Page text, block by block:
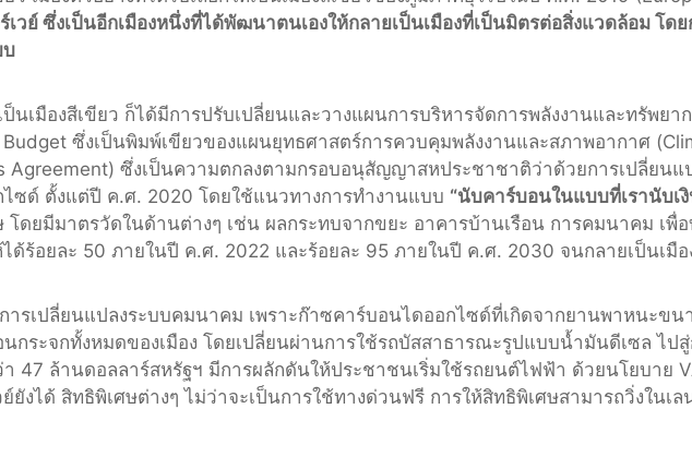
เวย์ ซึ่งเป็นอีกเมืองหนึ่งที่ได้พัฒนาตนเองให้กลายเป็นเมืองที่เป็นมิตรต่อสิ่งแวดล้อม โ
บ
ป็นเมืองสีเขียว ก็ได้มีการปรับเปลี่ยนและวางแผนการบริหารจัดการพลังงานและทรัพย
ซึ่งเป็นพิมพ์เขียวของแผนยุทธศาสตร์การควบคุมพลังงานและสภาพอากาศ
Agreement) ซึ่งเป็นความตกลงตามกรอบอนุสัญญาสหประชาชาติว่าด้วยการเปลี่ยน
ซด์ ตั้งแต่ปี ค.ศ. 2020 โดยใช้แนวทางการทำงานแบบ “นับคาร์บอนในแบบที่เรานับเงิ
โดยมีมาตรวัดในด้านต่างๆ เช่น ผลกระทบจากขยะ อาคารบ้านเรือน การคมนาคม เพื่
ด้ร้อยละ 50 ภายในปี ค.ศ. 2022 และร้อยละ 95 ภายในปี ค.ศ. 2030 จนกลายเป็นเ
ารเปลี่ยนแปลงระบบคมนาคม เพราะก๊าซคาร์บอนไดออกไซด์ที่เกิดจากยานพาหนะข
นกระจกทั้งหมดของเมือง โดยเปลี่ยนผ่านการใช้รถบัสสาธารณะรูปแบบน้ำมันดีเซล ไ
47 ล้านดอลลาร์สหรัฐฯ มีการผลักดันให้ประชาชนเริ่มใช้รถยนต์ไฟฟ้า ด้วยนโยบาย
ยังได้ สิทธิพิเศษต่างๆ ไม่ว่าจะเป็นการใช้ทางด่วนฟรี การให้สิทธิพิเศษสามารถวิ่งใน